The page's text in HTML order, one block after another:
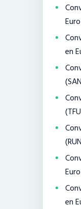
en
en